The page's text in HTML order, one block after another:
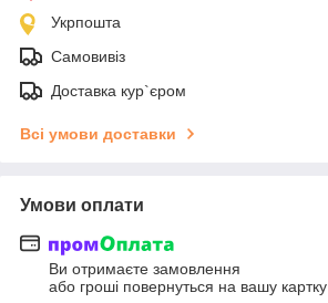
Укрпошта
Самовивіз
Доставка кур`єром
Всі умови доставки
Умови оплати
Ви отримаєте замовлення
або гроші повернуться на вашу картку